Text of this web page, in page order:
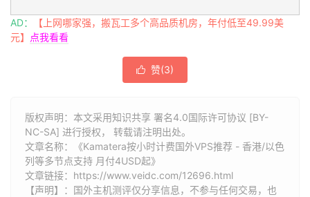
AD：
【上网哪家强，搬瓦工多个高品质机房，年付低至49.99美
元】
点我看看
 赞(3)
版权声明：本文采用知识共享 署名4.0国际许可协议 [BY-
NC-SA] 进行授权， 转载请注明出处。
文章名称：《Kamatera按小时计费国外VPS推荐 - 香港/以色
列等多节点支持 月付4USD起》
文章链接： https://www.veidc.com/12696.html
【声明】：国外主机测评仅分享信息，不参与任何交易，也